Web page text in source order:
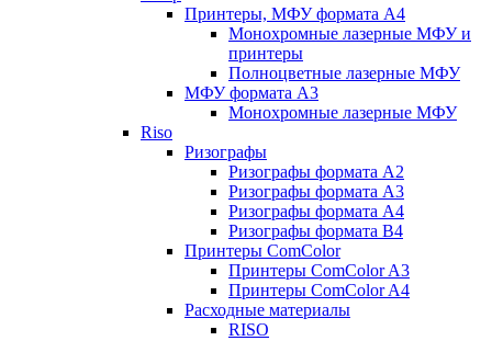
Принтеры, МФУ формата А4
Монохромные лазерные МФУ и
принтеры
Полноцветные лазерные МФУ
МФУ формата А3
Монохромные лазерные МФУ
Riso
Ризографы
Ризографы формата A2
Ризографы формата A3
Ризографы формата A4
Ризографы формата B4
Принтеры ComColor
Принтеры ComColor A3
Принтеры ComColor A4
Расходные материалы
RISO